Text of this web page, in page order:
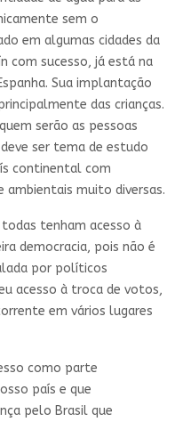
sem o
em algumas cidades da
com sucesso, já está na
Sua implantação
das crianças.
serão as pessoas
ser tema de estudo
continental com
ambientais muito diversas.
tenham acesso à
democracia, pois não é
por políticos
acesso à troca de votos,
em vários lugares
como parte
país e que
pelo Brasil que